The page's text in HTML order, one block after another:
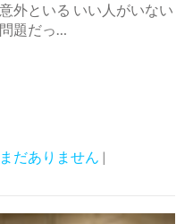
外といる いい人がいない
題だっ…
だありません |